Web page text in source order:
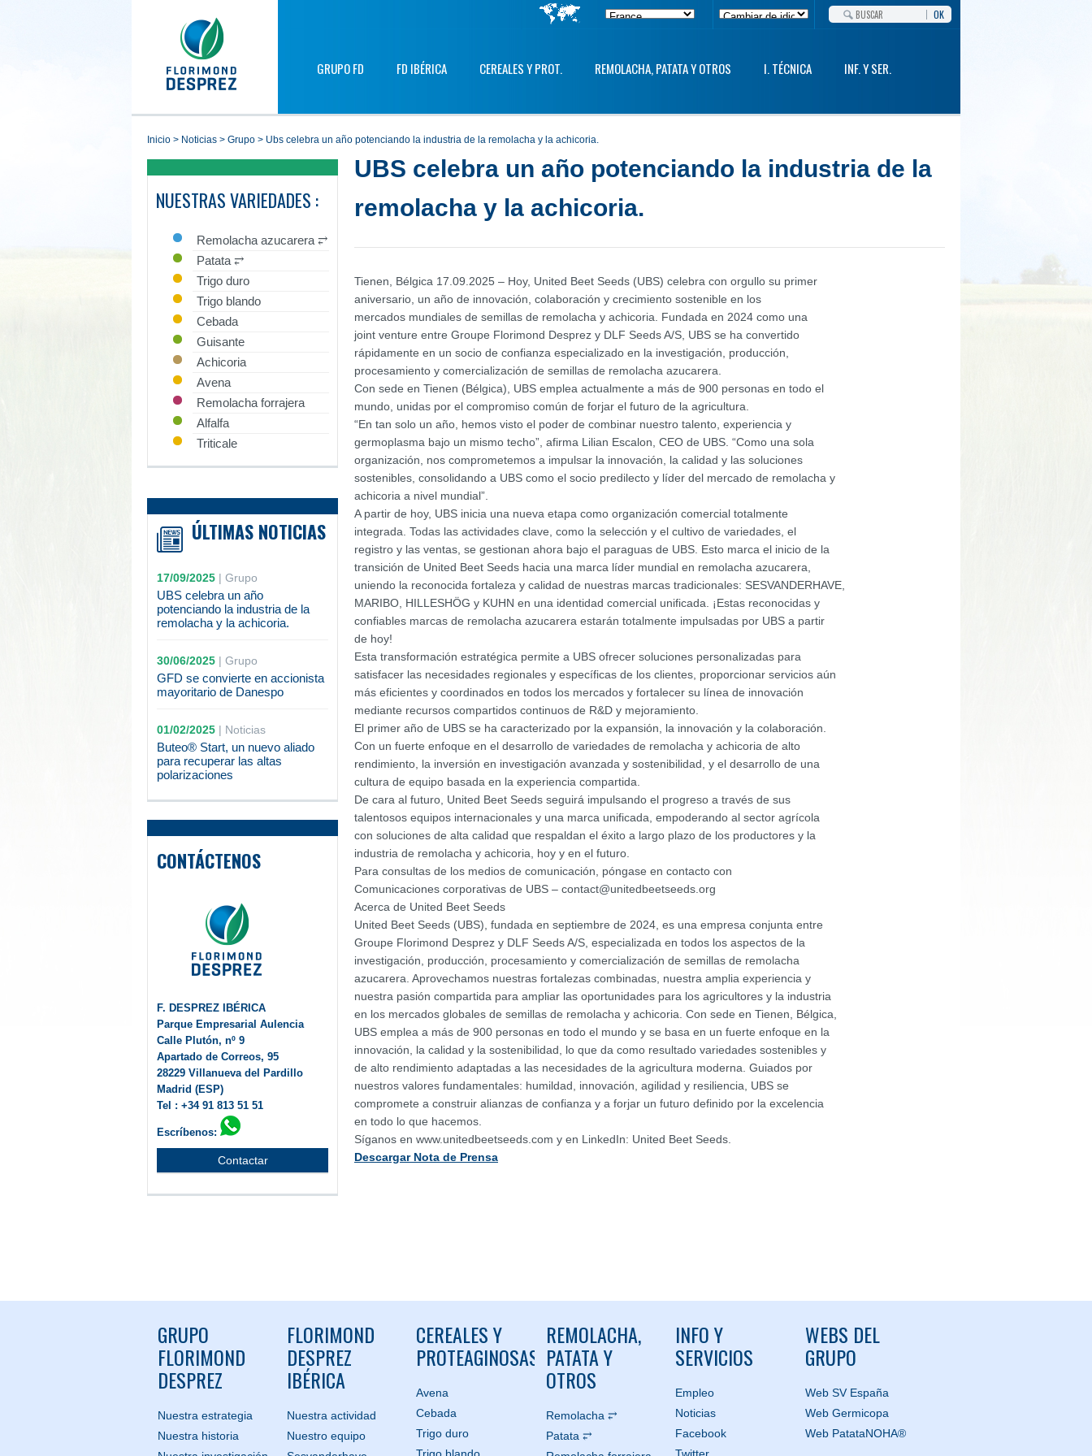
OK
GRUPO FD FD IBÉRICA CEREALES Y PROT. REMOLACHA, PATATA Y OTROS I. TÉCNICA INF. Y SER.
inicio > noticias > grupo > ubs celebra un año potenciando la industria de la remolacha y la achicoria.
NUESTRAS VARIEDADES :
Remolacha azucarera ⥂
Patata ⥂
Trigo duro
Trigo blando
Cebada
Guisante
Achicoria
Avena
Remolacha forrajera
Alfalfa
Triticale
ÚLTIMAS NOTICIAS
17/09/2025| Grupo
UBS celebra un año
potenciando la industria de la
remolacha y la achicoria.
30/06/2025| Grupo
GFD se convierte en accionista
mayoritario de Danespo
01/02/2025| Noticias
Buteo® Start, un nuevo aliado
para recuperar las altas
polarizaciones
CONTÁCTENOS
F. DESPREZ IBÉRICA
Parque Empresarial Aulencia
Calle Plutón, nº 9
Apartado de Correos, 95
28229 Villanueva del Pardillo
Madrid (ESP)
Tel : +34 91 813 51 51
Escríbenos:
Contactar
UBS celebra un año potenciando la industria de la
remolacha y la achicoria.
Tienen, Bélgica 17.09.2025 – Hoy, United Beet Seeds (UBS) celebra con orgullo su primer
aniversario, un año de innovación, colaboración y crecimiento sostenible en los
mercados mundiales de semillas de remolacha y achicoria. Fundada en 2024 como una
joint venture entre Groupe Florimond Desprez y DLF Seeds A/S, UBS se ha convertido
rápidamente en un socio de confianza especializado en la investigación, producción,
procesamiento y comercialización de semillas de remolacha azucarera.
Con sede en Tienen (Bélgica), UBS emplea actualmente a más de 900 personas en todo el
mundo, unidas por el compromiso común de forjar el futuro de la agricultura.
“En tan solo un año, hemos visto el poder de combinar nuestro talento, experiencia y
germoplasma bajo un mismo techo”, afirma Lilian Escalon, CEO de UBS. “Como una sola
organización, nos comprometemos a impulsar la innovación, la calidad y las soluciones
sostenibles, consolidando a UBS como el socio predilecto y líder del mercado de remolacha y
achicoria a nivel mundial”.
A partir de hoy, UBS inicia una nueva etapa como organización comercial totalmente
integrada. Todas las actividades clave, como la selección y el cultivo de variedades, el
registro y las ventas, se gestionan ahora bajo el paraguas de UBS. Esto marca el inicio de la
transición de United Beet Seeds hacia una marca líder mundial en remolacha azucarera,
uniendo la reconocida fortaleza y calidad de nuestras marcas tradicionales: SESVANDERHAVE,
MARIBO, HILLESHÖG y KUHN en una identidad comercial unificada. ¡Estas reconocidas y
confiables marcas de remolacha azucarera estarán totalmente impulsadas por UBS a partir
de hoy!
Esta transformación estratégica permite a UBS ofrecer soluciones personalizadas para
satisfacer las necesidades regionales y específicas de los clientes, proporcionar servicios aún
más eficientes y coordinados en todos los mercados y fortalecer su línea de innovación
mediante recursos compartidos continuos de R&D y mejoramiento.
El primer año de UBS se ha caracterizado por la expansión, la innovación y la colaboración.
Con un fuerte enfoque en el desarrollo de variedades de remolacha y achicoria de alto
rendimiento, la inversión en investigación avanzada y sostenibilidad, y el desarrollo de una
cultura de equipo basada en la experiencia compartida.
De cara al futuro, United Beet Seeds seguirá impulsando el progreso a través de sus
talentosos equipos internacionales y una marca unificada, empoderando al sector agrícola
con soluciones de alta calidad que respaldan el éxito a largo plazo de los productores y la
industria de remolacha y achicoria, hoy y en el futuro.
Para consultas de los medios de comunicación, póngase en contacto con
Comunicaciones corporativas de UBS – contact@unitedbeetseeds.org
Acerca de United Beet Seeds
United Beet Seeds (UBS), fundada en septiembre de 2024, es una empresa conjunta entre
Groupe Florimond Desprez y DLF Seeds A/S, especializada en todos los aspectos de la
investigación, producción, procesamiento y comercialización de semillas de remolacha
azucarera. Aprovechamos nuestras fortalezas combinadas, nuestra amplia experiencia y
nuestra pasión compartida para ampliar las oportunidades para los agricultores y la industria
en los mercados globales de semillas de remolacha y achicoria. Con sede en Tienen, Bélgica,
UBS emplea a más de 900 personas en todo el mundo y se basa en un fuerte enfoque en la
innovación, la calidad y la sostenibilidad, lo que da como resultado variedades sostenibles y
de alto rendimiento adaptadas a las necesidades de la agricultura moderna. Guiados por
nuestros valores fundamentales: humildad, innovación, agilidad y resiliencia, UBS se
compromete a construir alianzas de confianza y a forjar un futuro definido por la excelencia
en todo lo que hacemos.
Síganos en www.unitedbeetseeds.com y en LinkedIn: United Beet Seeds.
Descargar Nota de Prensa
GRUPO
FLORIMOND
DESPREZ
Nuestra estrategia
Nuestra historia
FLORIMOND
DESPREZ
IBÉRICA
Nuestra actividad
Nuestro equipo
CEREALES Y
PROTEAGINOSAS
Avena
Cebada
Trigo duro
REMOLACHA,
PATATA Y
OTROS
Remolacha ⥂
Patata ⥂
INFO Y
SERVICIOS
Empleo
Noticias
Facebook
WEBS DEL
GRUPO
Web SV España
Web Germicopa
Web PatataNOHA®